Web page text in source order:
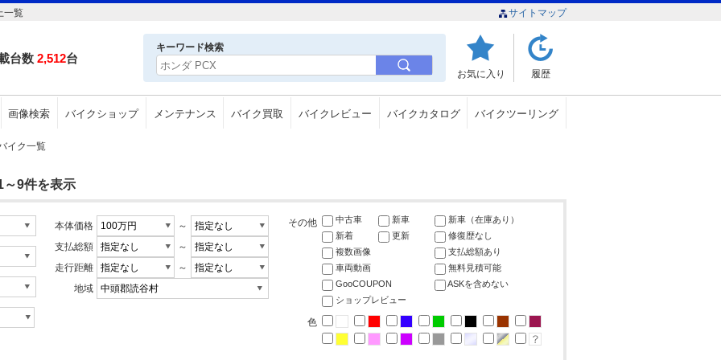
一覧 サイトマップ
台数 2,512台
キーワード検索
お気に入り 履歴
画像検索 バイクショップ メンテナンス バイク買取 バイクレビュー バイクカタログ バイクツーリング
イク一覧
9件を表示
本体価格
～
支払総額
～
走行距離
～
地域
その他 中古車 新車
新車（在庫あり）
新着
更新
修復歴なし
複数画像
支払総額あり
車両動画
無料見積可能
GooCOUPON
ASKを含めない
ショップレビュー
色